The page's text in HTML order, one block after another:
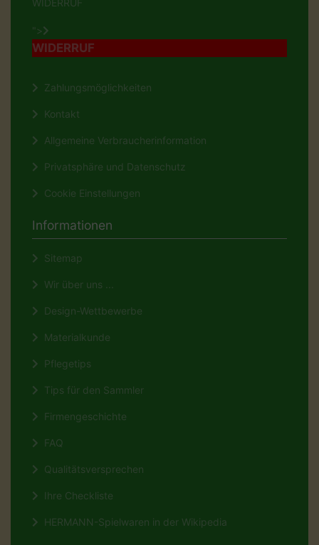
WIDERRUF
">
WIDERRUF
Zahlungsmöglichkeiten
Kontakt
Allgemeine Verbraucherinformation
Privatsphäre und Datenschutz
Cookie Einstellungen
Informationen
Sitemap
Wir über uns ...
Design-Wettbewerbe
Materialkunde
Pflegetips
Tips für den Sammler
Firmengeschichte
FAQ
Qualitätsversprechen
Ihre Checkliste
HERMANN-Spielwaren in der Wikipedia